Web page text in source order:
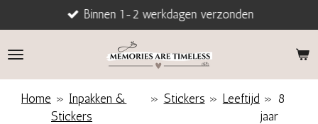
direct
naar
Binnen 1-2 werkdagen verzonden
Home » Inpakken &
Stickers
» Stickers » Leeftijd » 8
jaar